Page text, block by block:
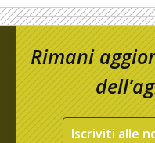
Rimani
Iscriviti alle